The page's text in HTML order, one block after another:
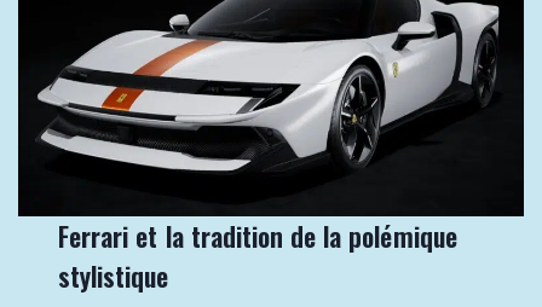
Ferrari et la tradition de la polémique
stylistique